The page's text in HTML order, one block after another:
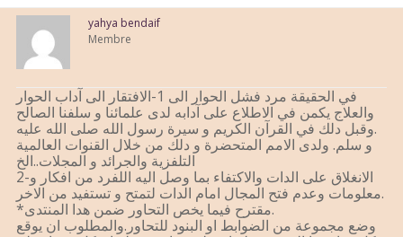
yahya bendaif
Membre
في الحقيقة مرد فشل الحوار الى 1-الافتقار الى آداب الحوار
والعلاج يكمن في الاطلاع على آدابه لدى علمائنا و سلفنا الصالح
.وقبل دلك في القرآن الكريم و سيرة رسول الله صلى الله عليه
و سلم. ولدى الامم المتحضرة و دلك من خلال القنوات العالمية
التلفزية والجرائد و المجلات..الخ
2-الانغلاق على الدات والاكتفاء بما وصل اليه اللفرد من افكار و
معلومات وعدم فتح المجال امام الدات لتمتح و تستفيد من الاخر.
*مقترح فيما يخص التحاور ضمن هدا المنتدى.
وضع مجموعة من الضوابط او البنود للتحاور.والمطلوب ان يوقع